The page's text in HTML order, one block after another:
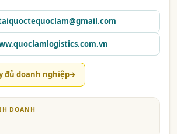
đủ doanh nghiệp
DOANH